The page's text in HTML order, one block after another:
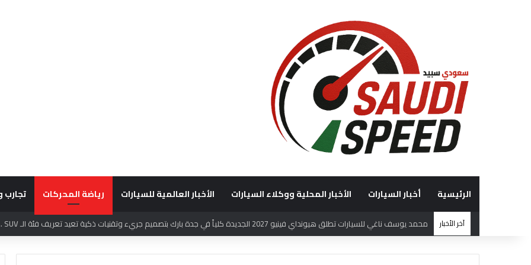
الرئيسية أخبار السيارات الأخبار المحلية ووكلاء السيارات الأخبار العالمية للسيارات رياضة المحركات تجارب
آخر الأخبار فريق هوندا السعودية (HRS)يختتم بطولة السعودية تويوتا صعود الهضبة بإنجازات مميزة